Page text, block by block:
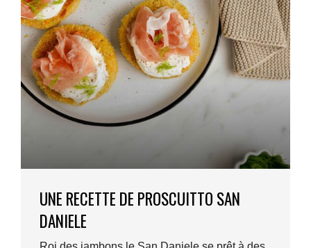
UNE RECETTE DE PROSCUITTO SAN
DANIELE